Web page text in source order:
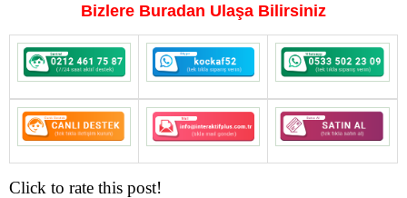
Bizlere Buradan Ulaşa Bilirsiniz
Click to rate this post!